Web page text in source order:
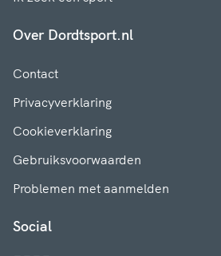
Over Dordtsport.nl
Contact
Privacyverklaring
Cookieverklaring
Gebruiksvoorwaarden
Problemen met aanmelden
Social